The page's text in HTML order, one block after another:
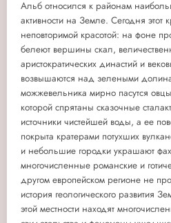
Альб относился к районам
активности на Земле. Сегодня этот
неповторимой красотой: на фоне
белеют вершины скал,
аристократических династий и
возвышаются над зелеными
можжевельника мирно пасутся
которой спрятаны сказочные
источники чистейшей воды, а ее
покрыта кратерами потухших
и небольшие городки украшают
многочисленные романские и
другом европейском регионе не
история геологического развития
этой местности находят